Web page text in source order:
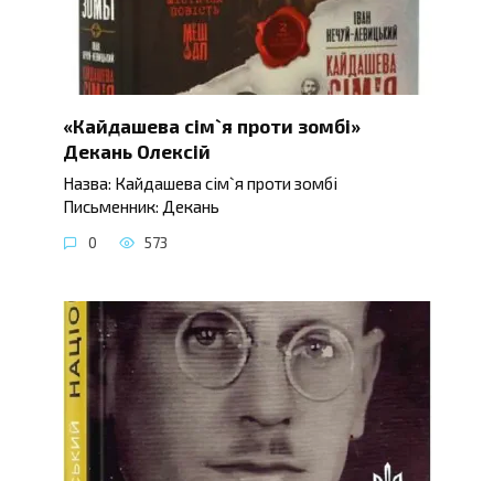
«Кайдашева сім`я проти зомбі»
Декань Олексій
Назва: Кайдашева сім`я проти зомбі
Письменник: Декань
0 573